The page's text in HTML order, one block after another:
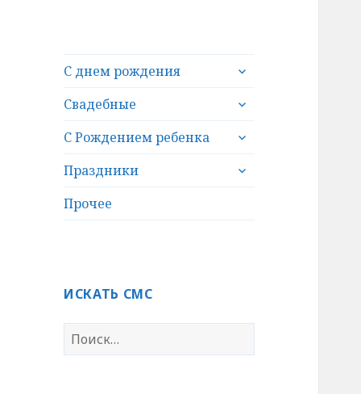
С днем рождения
раскрыть
меню
Свадебные
раскрыть
меню
С Рождением ребенка
раскрыть
меню
Праздники
раскрыть
Прочее
ИСКАТЬ СМС
Н
а